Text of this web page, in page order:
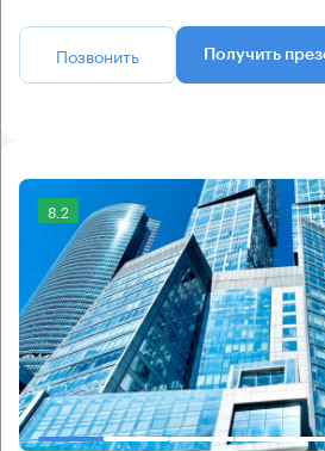
Позвонить Получить
8.2